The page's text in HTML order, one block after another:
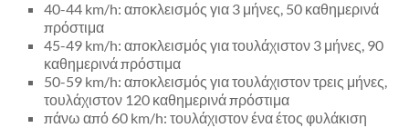
40-44 km/h: αποκλεισμός για 3 μήνες, 50 καθημερινά
πρόστιμα
45-49 km/h: αποκλεισμός για τουλάχιστον 3 μήνες, 90
καθημερινά πρόστιμα
50-59 km/h: αποκλεισμός για τουλάχιστον τρεις μήνες,
τουλάχιστον 120 καθημερινά πρόστιμα
πάνω από 60 km/h: τουλάχιστον ένα έτος φυλάκιση